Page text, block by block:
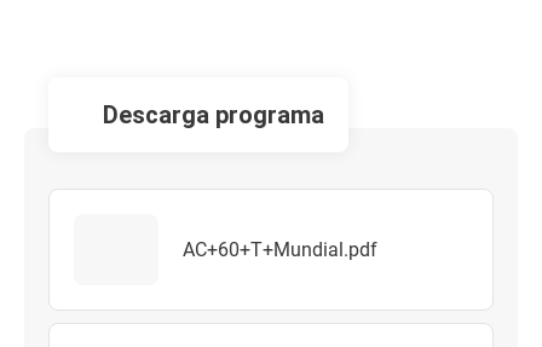
descarga programa
AC+60+T+Mundial.pdf